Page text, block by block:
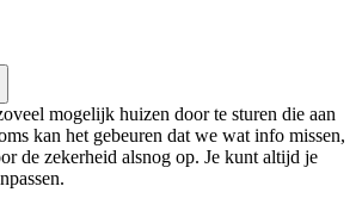
mogelijk huizen door te sturen die aan
kan het gebeuren dat we wat info missen,
de zekerheid alsnog op. Je kunt altijd je